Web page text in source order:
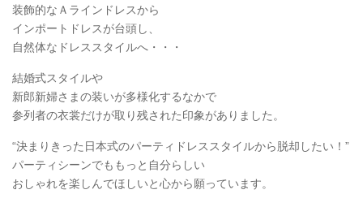
装飾的なＡラインドレスから
インポートドレスが台頭し、
自然体なドレススタイルへ・・・
結婚式スタイルや
新郎新婦さまの装いが多様化するなかで
参列者の衣裳だけが取り残された印象がありました。
“決まりきった日本式のパーティドレススタイルから脱却したい！”
パーティシーンでももっと自分らしい
おしゃれを楽しんでほしいと心から願っています。